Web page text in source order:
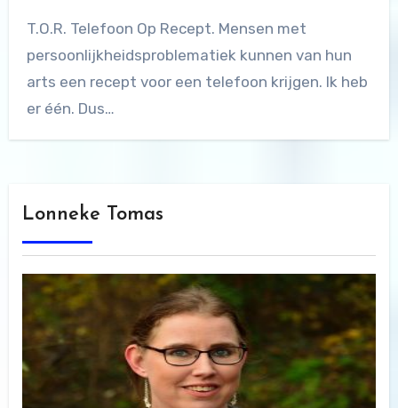
T.O.R. Telefoon Op Recept. Mensen met
persoonlijkheidsproblematiek kunnen van hun
arts een recept voor een telefoon krijgen. Ik heb
er één. Dus…
Lonneke Tomas